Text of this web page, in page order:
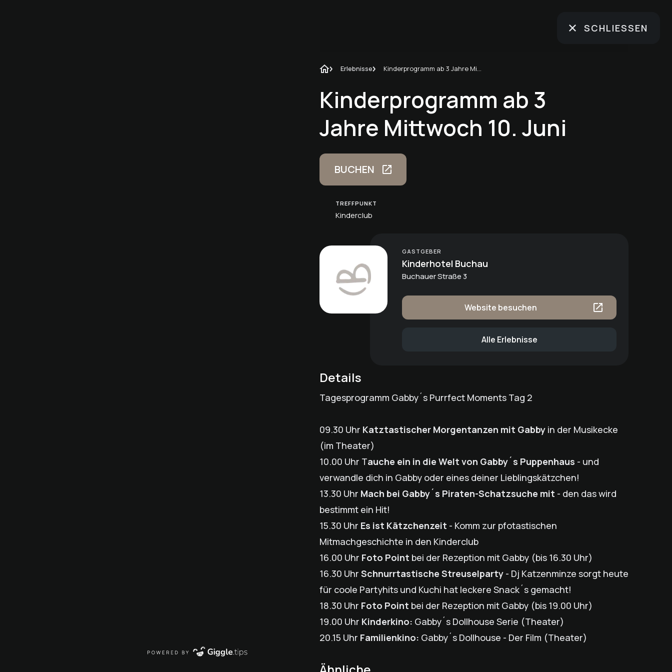
SCHLIESSEN
Erlebnisse Kinderprogramm ab 3 Jahre Mittwoch 10. Juni
Kinderprogramm ab 3
Jahre Mittwoch 10. Juni
BUCHEN
TREFFPUNKT
Kinderclub
GASTGEBER
Kinderhotel Buchau
Buchauer Straße 3
Website besuchen
Alle Erlebnisse
Details
Tagesprogramm Gabby´s Purrfect Moments Tag 2
09.30 Uhr Katztastischer Morgentanzen mit Gabby in der Musikecke
(im Theater)
10.00 Uhr Tauche ein in die Welt von Gabby´s Puppenhaus - und
verwandle dich in Gabby oder eines deiner Lieblingskätzchen!
13.30 Uhr Mach bei Gabby´s Piraten-Schatzsuche mit - den das wird
bestimmt ein Hit!
15.30 Uhr Es ist Kätzchenzeit - Komm zur pfotastischen
Mitmachgeschichte in den Kinderclub
16.00 Uhr Foto Point bei der Rezeption mit Gabby (bis 16.30 Uhr)
16.30 Uhr Schnurrtastische Streuselparty - Dj Katzenminze sorgt heute
für coole Partyhits und Kuchi hat leckere Snack´s gemacht!
18.30 Uhr Foto Point bei der Rezeption mit Gabby (bis 19.00 Uhr)
19.00 Uhr Kinderkino: Gabby´s Dollhouse Serie (Theater)
20.15 Uhr Familienkino: Gabby´s Dollhouse - Der Film (Theater)